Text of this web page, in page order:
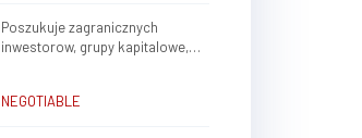
Poszukuje zagranicznych
inwestorow, grupy kapitalowe,
NEGOTIABLE